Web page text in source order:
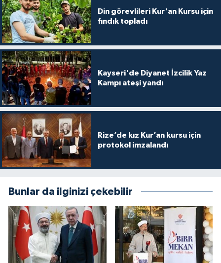
Din görevlileri Kur'an Kursu için
fındık topladı
Kayseri'de Diyanet İzcilik Yaz
Kampı ateşi yandı
Rize’de kız Kur’an kursu için
protokol imzalandı
Bunlar da ilginizi çekebilir
Burdur Müftülüğü
Bursa Müftülüğü
Çanakkale Müftülüğü
Çankırı Müftülüğü
Çorum Müftülüğü
Denizli Müftülüğü
Diyarbakır Müftülüğü
Düzce Müftülüğü
Edirne Müftülüğü
Elazığ Müftülüğü
Ekonomi
Duyurular
Podcast
Bilim, Teknoloji
Biyografiler
Diyanet TV
İhtida Haberleri
YAŞAM